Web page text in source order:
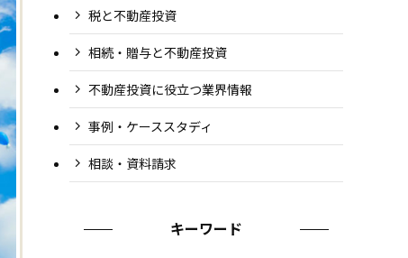
税と不動産投資
相続・贈与と不動産投資
不動産投資に役立つ業界情報
事例・ケーススタディ
相談・資料請求
キーワード